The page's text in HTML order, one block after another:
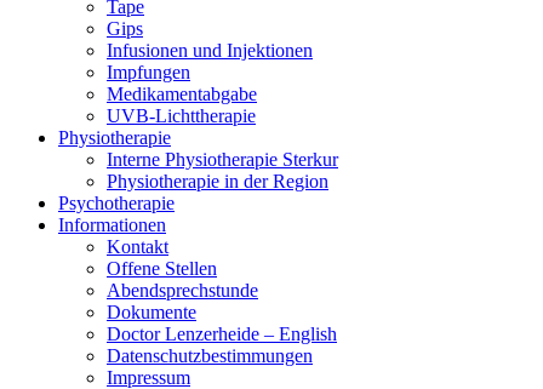
Tape
Gips
Infusionen und Injektionen
Impfungen
Medikamentabgabe
UVB-Lichttherapie
Physiotherapie
Interne Physiotherapie Sterkur
Physiotherapie in der Region
Psychotherapie
Informationen
Kontakt
Offene Stellen
Abendsprechstunde
Dokumente
Doctor Lenzerheide – English
Datenschutzbestimmungen
Impressum